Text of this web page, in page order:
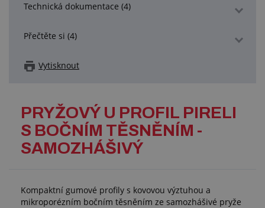
Technická dokumentace (4)
Přečtěte si (4)
Vytisknout
PRYŽOVÝ U PROFIL PIRELI
S BOČNÍM TĚSNĚNÍM -
SAMOZHÁŠIVÝ
Kompaktní gumové profily s kovovou výztuhou a
mikroporézním bočním těsněním ze samozhášivé pryže